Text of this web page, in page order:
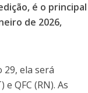
é o principal
de 2026,
29, ela será
QFC (RN). As